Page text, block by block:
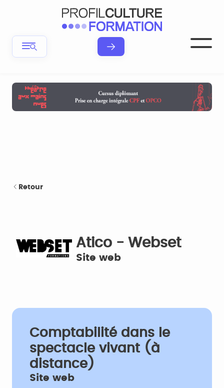
Retour
Atico - Webset
Site web
Comptabilité dans le
spectacle vivant (à
distance)
Site web